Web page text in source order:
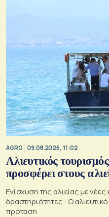
AGRO 09.08.2026, 11:02
Αλιευτικός
προσφέρει στους
Ενίσχυση της αλιείας με νέες
δραστηριότητες - Ο
πρόταση